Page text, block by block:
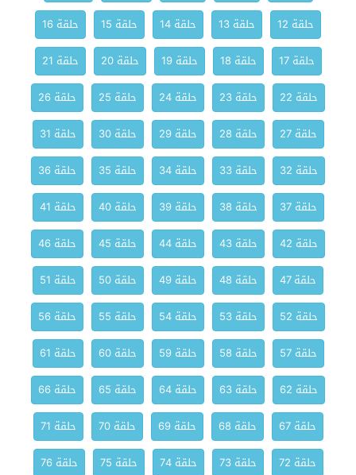
حلقة 12
حلقة 13 حلقة 14 حلقة 15
حلقة 16
حلقة 17
حلقة 18 حلقة 19 حلقة 20
حلقة 21
حلقة 22
حلقة 23 حلقة 24 حلقة 25
حلقة 26
حلقة 27
حلقة 28 حلقة 29 حلقة 30
حلقة 31
حلقة 32
حلقة 33 حلقة 34 حلقة 35
حلقة 36
حلقة 37
حلقة 38 حلقة 39 حلقة 40
حلقة 41
حلقة 42
حلقة 43 حلقة 44 حلقة 45
حلقة 46
حلقة 47
حلقة 48 حلقة 49 حلقة 50
حلقة 51
حلقة 52
حلقة 53 حلقة 54 حلقة 55
حلقة 56
حلقة 57
حلقة 58 حلقة 59 حلقة 60
حلقة 61
حلقة 62
حلقة 63 حلقة 64 حلقة 65
حلقة 66
حلقة 67
حلقة 68 حلقة 69 حلقة 70
حلقة 71
حلقة 72
حلقة 73 حلقة 74 حلقة 75
حلقة 76